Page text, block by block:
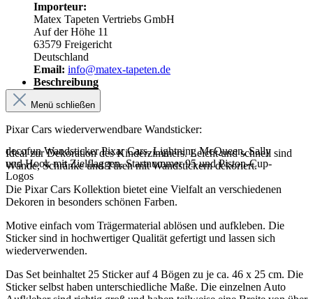
decofun Wandsticker Pixar Cars, Lightning McQueen, Sally
und Hook mit Zielflaggen, Startnummer 95 und Piston-Cup-
Logos
Importeur:
Matex Tapeten Vertriebs GmbH
Auf der Höhe 11
63579 Freigericht
Deutschland
Email: info@matex-tapeten.de
Beschreibung
Menü schließen
Pixar Cars wiederverwendbare Wandsticker:
Ideal zur Dekoration des Kinderzimmers. Leicht und schnell sind
Wände, Schränke und Türen mit Wandstickern dekoriert.
Die Pixar Cars Kollektion bietet eine Vielfalt an verschiedenen
Dekoren in besonders schönen Farben.
Motive einfach vom Trägermaterial ablösen und aufkleben. Die
Sticker sind in hochwertiger Qualität gefertigt und lassen sich
wiederverwenden.
Das Set beinhaltet 25 Sticker auf 4 Bögen zu je ca. 46 x 25 cm. Die
Sticker selbst haben unterschiedliche Maße. Die einzelnen Auto